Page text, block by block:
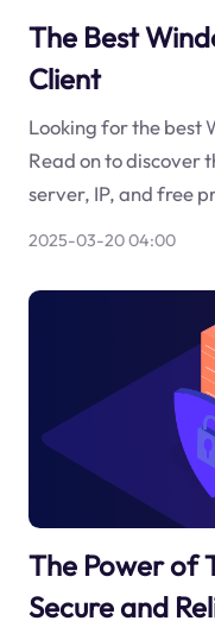
The Best
Client
Looking for the best
Read on to discover
server, IP, and free
2025-03-20 04:00
The Power of
Secure and